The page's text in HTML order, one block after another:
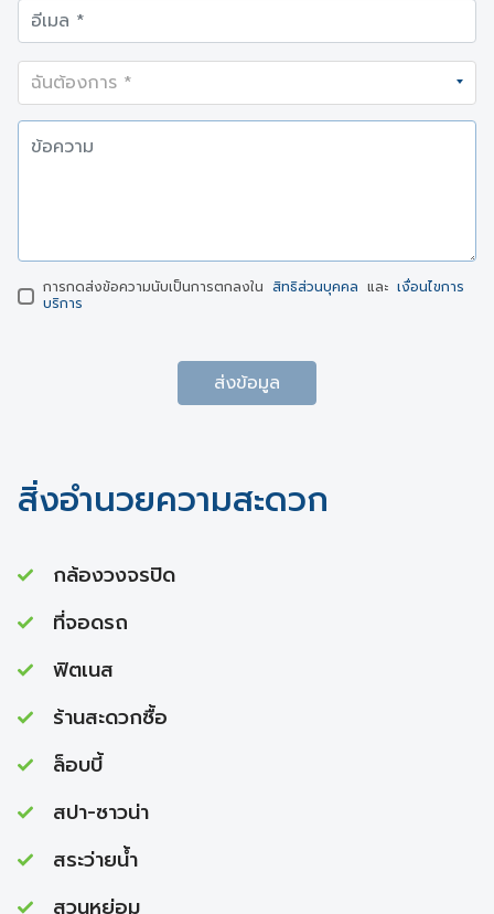
การกดส่งข้อความนับเป็นการตกลงใน สิทธิส่วนบุคคล และ เงื่อนไขการ
บริการ
ส่งข้อมูล
สิ่งอำนวยความสะดวก
กล้องวงจรปิด
ที่จอดรถ
ฟิตเนส
ร้านสะดวกซื้อ
ล็อบบี้
สปา-ซาวน่า
สระว่ายนํ้า
สวนหย่อม